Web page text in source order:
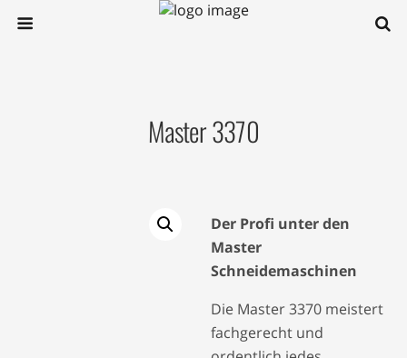
Master 3370
Der Profi unter den
Master
Schneidemaschinen
Die Master 3370 meistert
fachgerecht und